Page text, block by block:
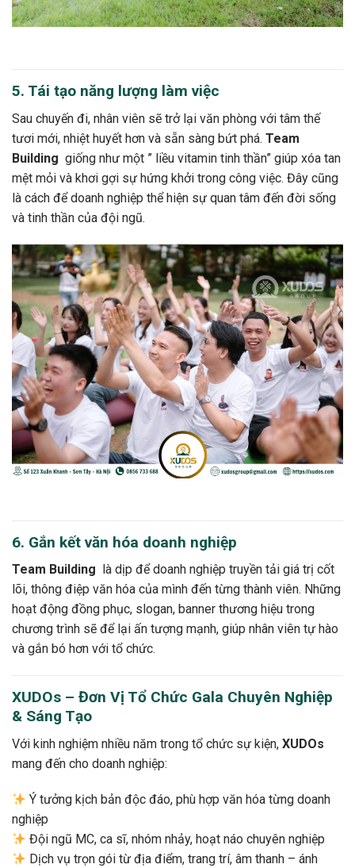
5. Tái tạo năng lượng làm việc
Sau chuyến đi, nhân viên sẽ trở lại văn phòng với tâm thế
tươi mới, nhiệt huyết hơn và sẵn sàng bứt phá. Team
Building giống như một ” liều vitamin tinh thần” giúp xóa tan
mệt mỏi và khơi gợi sự hứng khởi trong công việc. Đây cũng
là cách để doanh nghiệp thể hiện sự quan tâm đến đời sống
và tinh thần của đội ngũ.
6. Gắn kết văn hóa doanh nghiệp
Team Building
là dịp để doanh nghiệp truyền tải giá trị cốt
lõi, thông điệp văn hóa của mình đến từng thành viên. Những
hoạt động đồng phục, slogan, banner thương hiệu trong
chương trình sẽ để lại ấn tượng mạnh, giúp nhân viên tự hào
và gắn bó hơn với tổ chức.
XUDOs – Đơn Vị Tổ Chức Gala Chuyên Nghiệp
& Sáng Tạo
Với kinh nghiệm nhiều năm trong tổ chức sự kiện, XUDOs
mang đến cho doanh nghiệp:
Ý tưởng kịch bản độc đáo, phù hợp văn hóa từng doanh
nghiệp
Đội ngũ MC, ca sĩ, nhóm nhảy, hoạt náo chuyên nghiệp
Dịch vụ trọn gói từ địa điểm, trang trí, âm thanh – ánh